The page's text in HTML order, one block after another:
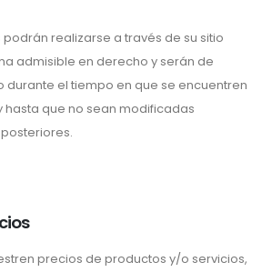
realizarse a través de su sitio
admisible en derecho y serán de
el tiempo en que se encuentren
hasta que no sean modificadas
precios de productos y/o servicios,